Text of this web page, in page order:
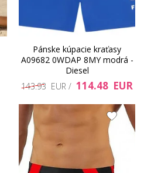
Pánske kúpacie kraťasy
A09682 0WDAP 8MY modrá -
Diesel
143.93 EUR / 114.48 EUR